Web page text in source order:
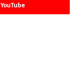
YouTube